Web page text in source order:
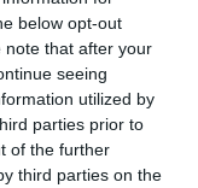
below opt-out
note that after your
seeing
utilized by
parties prior to
of the further
third parties on the